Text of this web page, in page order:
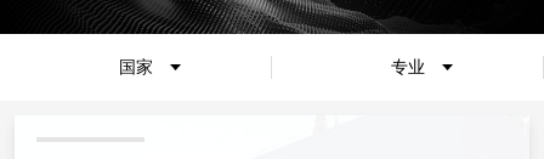
国家 专业